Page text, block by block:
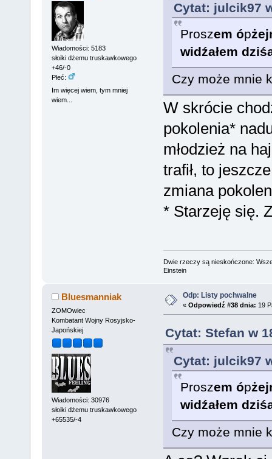
Wiadomości: 5183
słoiki dżemu truskawkowego
+46/-0
Płeć:
Im więcej wiem, tym mniej
wiem...
Cytat: julcik97
Proszem ópż
widźałem dziś
Czy może mnie
W skrócie
pokolenia*
młodzież na
trafił, to
zmiana
* Starzeję się.
Dwie rzeczy są nieskończone:
Einstein
Bluesmanniak
ZOMOwiec
Kombatant Wojny Rosyjsko-
Japońskiej
Wiadomości: 30976
słoiki dżemu truskawkowego
+65535/-4
Odp: Listy pochwalne
« Odpowiedź #38 dnia: 19
Cytat: Stefan w
Cytat: julcik97
Proszem ópż
widźałem dziś
Czy może mnie